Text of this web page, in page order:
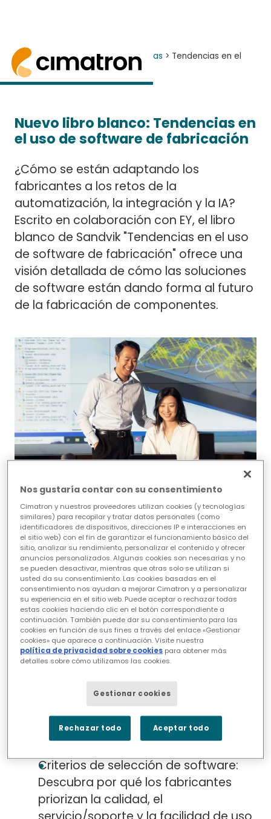
Inicio > Noticias y Eventos >Noticias > Tendencias en el
uso de software de fabricación
Nuevo libro blanco: Tendencias en
el uso de software de fabricación
¿Cómo se están adaptando los
fabricantes a los retos de la
automatización, la integración y la IA?
Escrito en colaboración con EY, el libro
blanco de Sandvik "Tendencias en el uso
de software de fabricación" ofrece una
visión detallada de cómo las soluciones
de software están dando forma al futuro
de la fabricación de componentes.
Desde la superación de la escasez de
mano de obra cualificada hasta la
satisfacción de las crecientes demandas
de complejidad de los productos, este
libro blanco ofrece valiosas perspectivas
sobre las herramientas y estrategias que
impulsan el progreso.
Los temas tratados incluyen:
Automatización e integración:
Comprenda la importancia de los
hilos digitales y las integraciones de
software clave, como CAD a CAM y
CAM a simulación, para optimizar los
Criterios de selección de software:
Descubra por qué los fabricantes
priorizan la calidad, el
Nos gustaría contar con su consentimiento
Cimatron y nuestros proveedores utilizan cookies (y tecnologías
similares) para recopilar y tratar datos personales (como
identificadores de dispositivos, direcciones IP e interacciones en
el sitio web) con el fin de garantizar el funcionamiento básico del
sitio, analizar su rendimiento, personalizar el contenido y ofrecer
anuncios personalizados. Algunas cookies son necesarias y no
se pueden desactivar, mientras que otras solo se utilizan si
usted da su consentimiento. Las cookies basadas en el
consentimiento nos ayudan a mejorar Cimatron y a personalizar
su experiencia en el sitio web. Puede aceptar o rechazar todas
estas cookies haciendo clic en el botón correspondiente a
continuación. También puede dar su consentimiento para las
cookies en función de sus fines a través del enlace «Gestionar
cookies» que aparece a continuación. Visite nuestra
política de privacidad sobre cookies para obtener más
detalles sobre cómo utilizamos las cookies.
Gestionar cookies
Rechazar todo Aceptar todo